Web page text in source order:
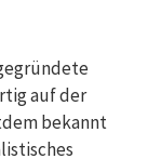
auf der
bekannt